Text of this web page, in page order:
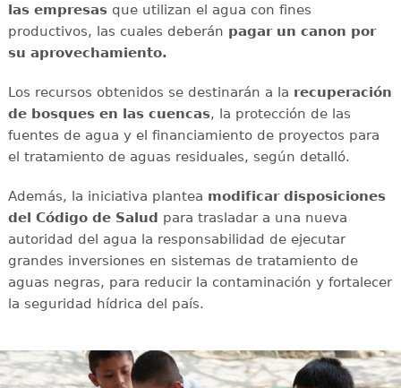
las empresasque utilizan el agua con fines
productivos, las cuales deberán pagar un canon por
su aprovechamiento.
Los recursos obtenidos se destinarán a la recuperación
de bosques en las cuencas, la protección de las
fuentes de agua y el financiamiento de proyectos para
el tratamiento de aguas residuales, según detalló.
Además, la iniciativa plantea modificar disposiciones
del Código de Salud para trasladar a una nueva
autoridad del agua la responsabilidad de ejecutar
grandes inversiones en sistemas de tratamiento de
aguas negras, para reducir la contaminación y fortalecer
la seguridad hídrica del país.